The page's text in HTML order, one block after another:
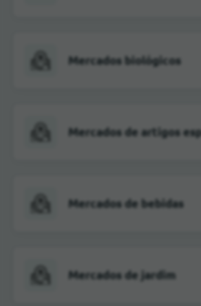
Mercados biológicos
Mercados de artigos
Mercados de bebidas
Mercados de jardim